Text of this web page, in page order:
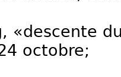
«descente
octobre;